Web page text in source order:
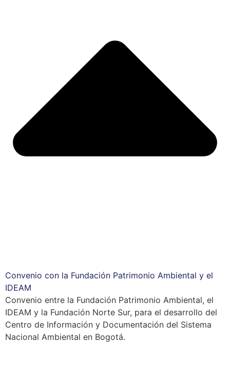
Convenio con la Fundación Patrimonio Ambiental y el
IDEAM
Convenio entre la Fundación Patrimonio Ambiental, el
IDEAM y la Fundación Norte Sur, para el desarrollo del
Centro de Información y Documentación del Sistema
Nacional Ambiental en Bogotá.